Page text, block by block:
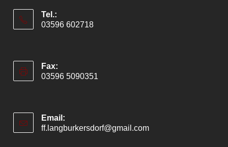
Tel.:
03596 602718
Fax:
03596 5090351
Email:
ff.langburkersdorf@gmail.com